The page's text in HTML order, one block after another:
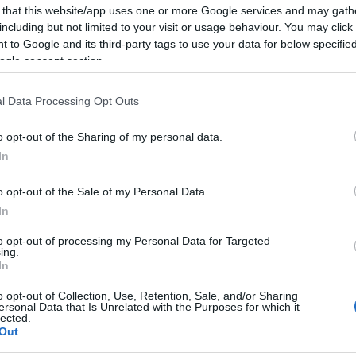
that this website/app uses one or more Google services and may
but not limited to your visit or usage behaviour. You may
to Google and its third-party tags to use your data for below
consent section.
Data Processing Opt Outs
opt-out of the Sharing of my personal data.
opt-out of the Sale of my Personal Data.
opt-out of processing my Personal Data for Targeted
opt-out of Collection, Use, Retention, Sale, and/or Sharing
Data that Is Unrelated with the Purposes for which it
αστυνομίας βρέθηκαν στο σημείο και ξεκίνησαν
της υπόθεσης και τη σύλληψη των